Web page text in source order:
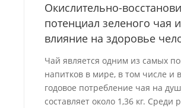
Окислительно-
потенциал зеленого чая
влияние на здоровье
Чай является одним из самых
напитков в мире, в том числе и
годовое потребление чая на
составляет около 1,36 кг. Среди